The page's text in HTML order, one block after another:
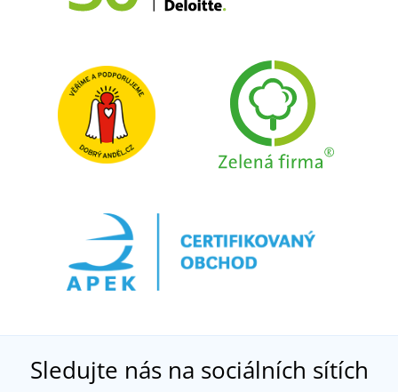
Sledujte nás na sociálních sítích